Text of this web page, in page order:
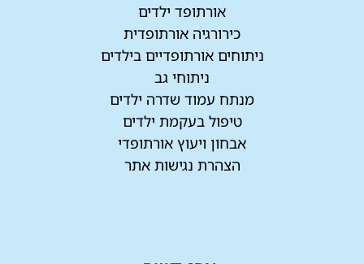
אורתופד ילדים
כירורגיה אורתופדית
ניתוחים אורתופדיים בילדים
ניתוחי גב
מנתח עמוד שדרה ילדים
טיפול בעקמת ילדים
אבחון ויעוץ אורתופדי
הצהרת נגישות אתר